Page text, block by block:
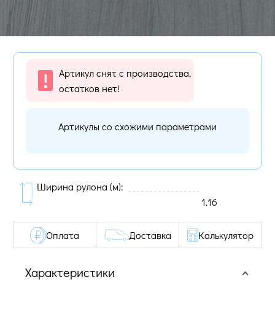
Артикул снят с производства,
остатков нет!
Артикулы со схожими параметрами
Ширина рулона (м):
1.16
Характеристики
Оплата Доставка Калькулятор